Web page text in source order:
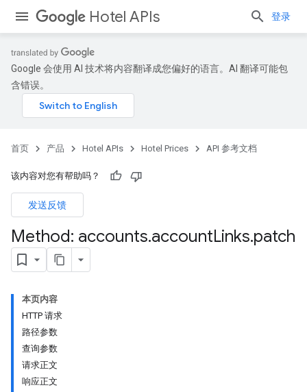
Hotel APIs 登录
Google 会使用 AI 技术将内容翻译成您偏好的语言。AI 翻译可能包
含错误。
首页 产品 Hotel APIs Hotel Prices API 参考文档
该内容对您有帮助吗？
发送反馈
Method: accounts.accountLinks.patch
本页内容
HTTP 请求
路径参数
查询参数
请求正文
响应正文